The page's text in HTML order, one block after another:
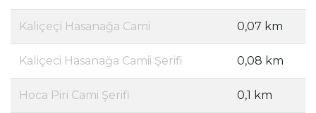
Kaliçeçi Hasanağa Cami 0,07 km
Kaliçeci Hasanağa Camii Şerifi 0,08 km
Hoca Piri Cami Şerifi 0,1 km